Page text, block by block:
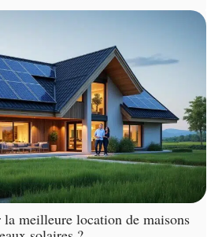
meilleure location de maisons